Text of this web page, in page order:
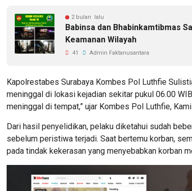
2 bulan lalu
Babinsa dan Bhabinkamtibmas
Keamanan Wilayah
41 Admin Faktanusantara
Kapolrestabes Surabaya Kombes Pol Luthfie
meninggal di lokasi kejadian sekitar pukul 06.00
meninggal di tempat,” ujar Kombes Pol Luthfie,
Dari hasil penyelidikan, pelaku diketahui sudah
sebelum peristiwa terjadi. Saat bertemu korban,
pada tindak kekerasan yang menyebabkan korban